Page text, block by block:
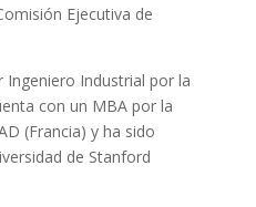
Ejecutiva de
Industrial por la
con un MBA por la
(Francia) y ha sido
de Stanford